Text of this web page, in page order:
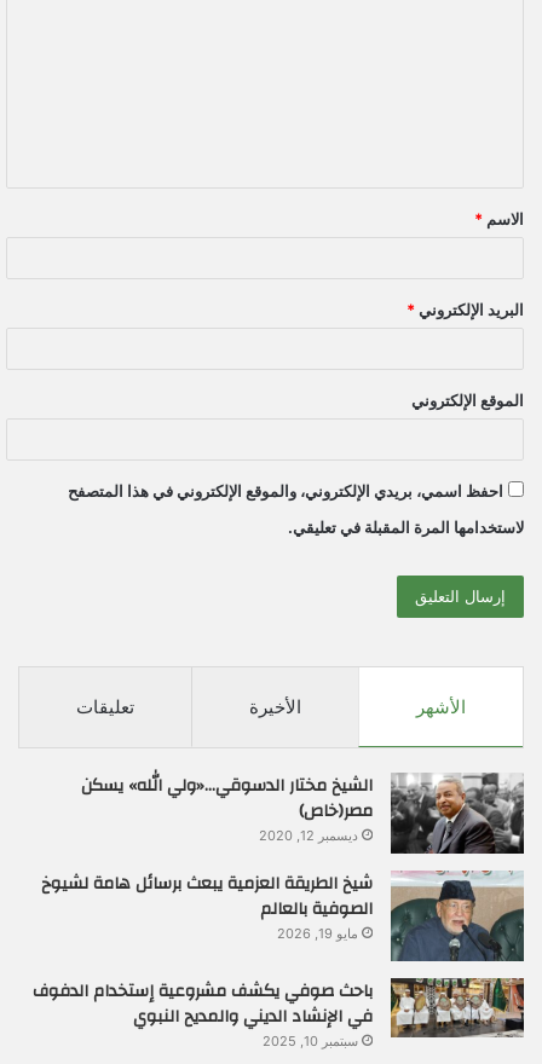
ق
*
الاسم *
البريد الإلكتروني *
الموقع الإلكتروني
احفظ اسمي، بريدي الإلكتروني، والموقع الإلكتروني في هذا المتصفح
لاستخدامها المرة المقبلة في تعليقي.
الأشهر الأخيرة تعليقات
الشيخ مختار الدسوقي…«ولي الله» يسكن
مصر(خاص)
ديسمبر 12, 2020
شيخ الطريقة العزمية يبعث برسائل هامة لشيوخ
الصوفية بالعالم
مايو 19, 2026
باحث صوفي يكشف مشروعية إستخدام الدفوف
في الإنشاد الديني والمديح النبوي
سبتمبر 10, 2025